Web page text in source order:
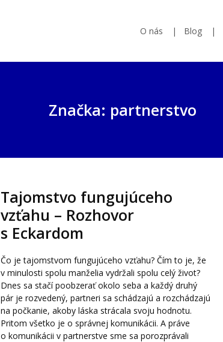
O nás Blog
Značka: partnerstvo
Tajomstvo fungujúceho
vzťahu – Rozhovor
s Eckardom
Čo je tajomstvom fungujúceho vzťahu? Čím to je, že
v minulosti spolu manželia vydržali spolu celý život?
Dnes sa stačí poobzerať okolo seba a každý druhý
pár je rozvedený, partneri sa schádzajú a rozchádzajú
na počkanie, akoby láska strácala svoju hodnotu.
Pritom všetko je o správnej komunikácii. A práve
o komunikácii v partnerstve sme sa porozprávali